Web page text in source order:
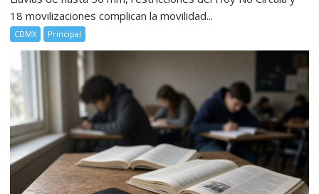
18 movilizaciones complican la movilidad...
CDMX Principal